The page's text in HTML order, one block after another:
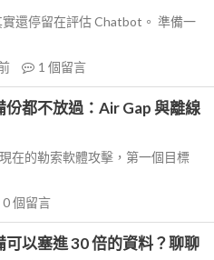
還停留在評估 Chatbot。 準備一
1 個留言
都不放過：Air Gap 與離線
在的勒索軟體攻擊，第一個目標
0個留言
以塞進 30 倍的資料？聊聊